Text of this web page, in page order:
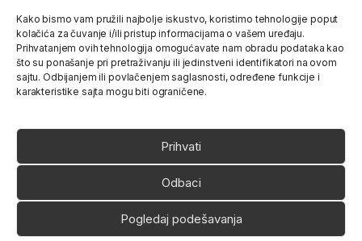
Kako bismo vam pružili najbolje iskustvo, koristimo tehnologije poput
kolačića za čuvanje i/ili pristup informacijama o vašem uređaju.
Prihvatanjem ovih tehnologija omogućavate nam obradu podataka kao
što su ponašanje pri pretraživanju ili jedinstveni identifikatori na ovom
sajtu. Odbijanjem ili povlačenjem saglasnosti, određene funkcije i
karakteristike sajta mogu biti ograničene.
Prihvati
Odbaci
Pogledaj podešavanja
Popularne kategorije
O nama
Ukoliko imate neko pitanje,
slobodno nas pozovite